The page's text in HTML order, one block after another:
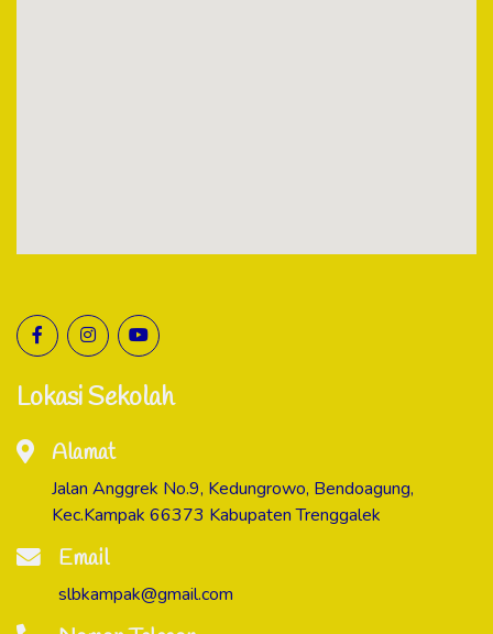
Lokasi Sekolah
Alamat
Jalan Anggrek No.9, Kedungrowo, Bendoagung,
Kec.Kampak 66373 Kabupaten Trenggalek
Email
slbkampak@gmail.com